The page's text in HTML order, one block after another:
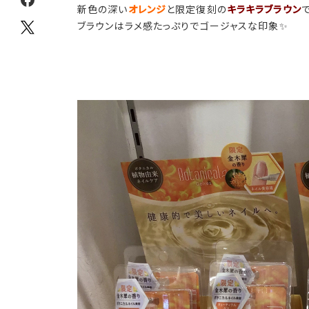
新色の深いオレンジと限定復刻のキラキラブラウン
ブラウンはラメ感たっぷりでゴージャスな印象✨